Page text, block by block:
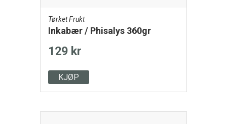
Tørket Frukt
Inkabær / Phisalys 360gr
129 kr
KJØP